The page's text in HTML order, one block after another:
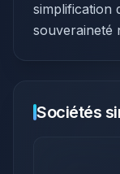
simplification
souveraineté
Sociétés